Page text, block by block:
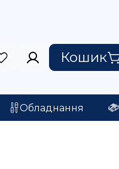
Кошик
Обладнання